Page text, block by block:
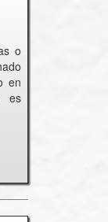
o
en
es